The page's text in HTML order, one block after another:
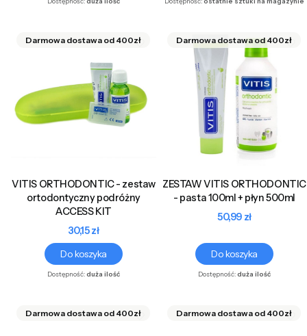
VITIS ORTHODONTIC - zestaw
ortodontyczny podróżny
ACCESS KIT
Cena
30,15 zł
Do koszyka
Dostępność:duża ilość
ZESTAW VITIS ORTHODONTIC
- pasta 100ml + płyn 500ml
Cena
50,99 zł
Do koszyka
Dostępność:duża ilość